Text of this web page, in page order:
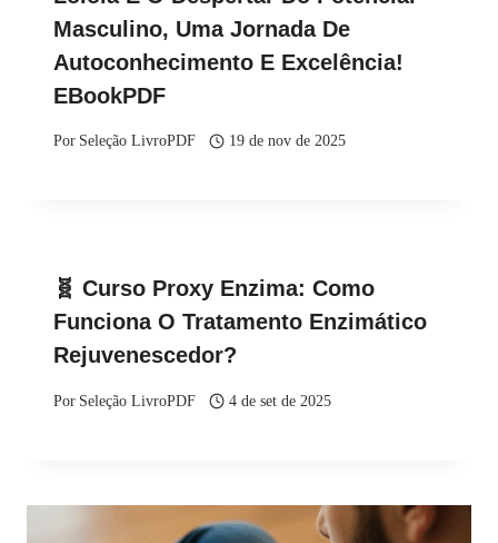
Masculino, Uma Jornada De
Autoconhecimento E Excelência!
EBookPDF
Por Seleção LivroPDF 19 de nov de 2025
🧬 Curso Proxy Enzima: Como
Funciona O Tratamento Enzimático
Rejuvenescedor?
Por Seleção LivroPDF 4 de set de 2025